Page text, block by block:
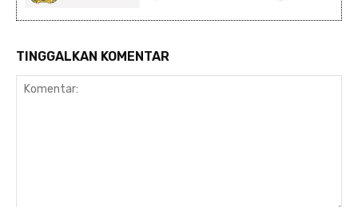
TINGGALKAN KOMENTAR